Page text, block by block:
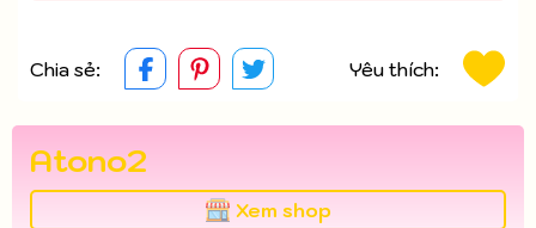
Chia sẻ: Yêu thích:
Atono2
Xem shop